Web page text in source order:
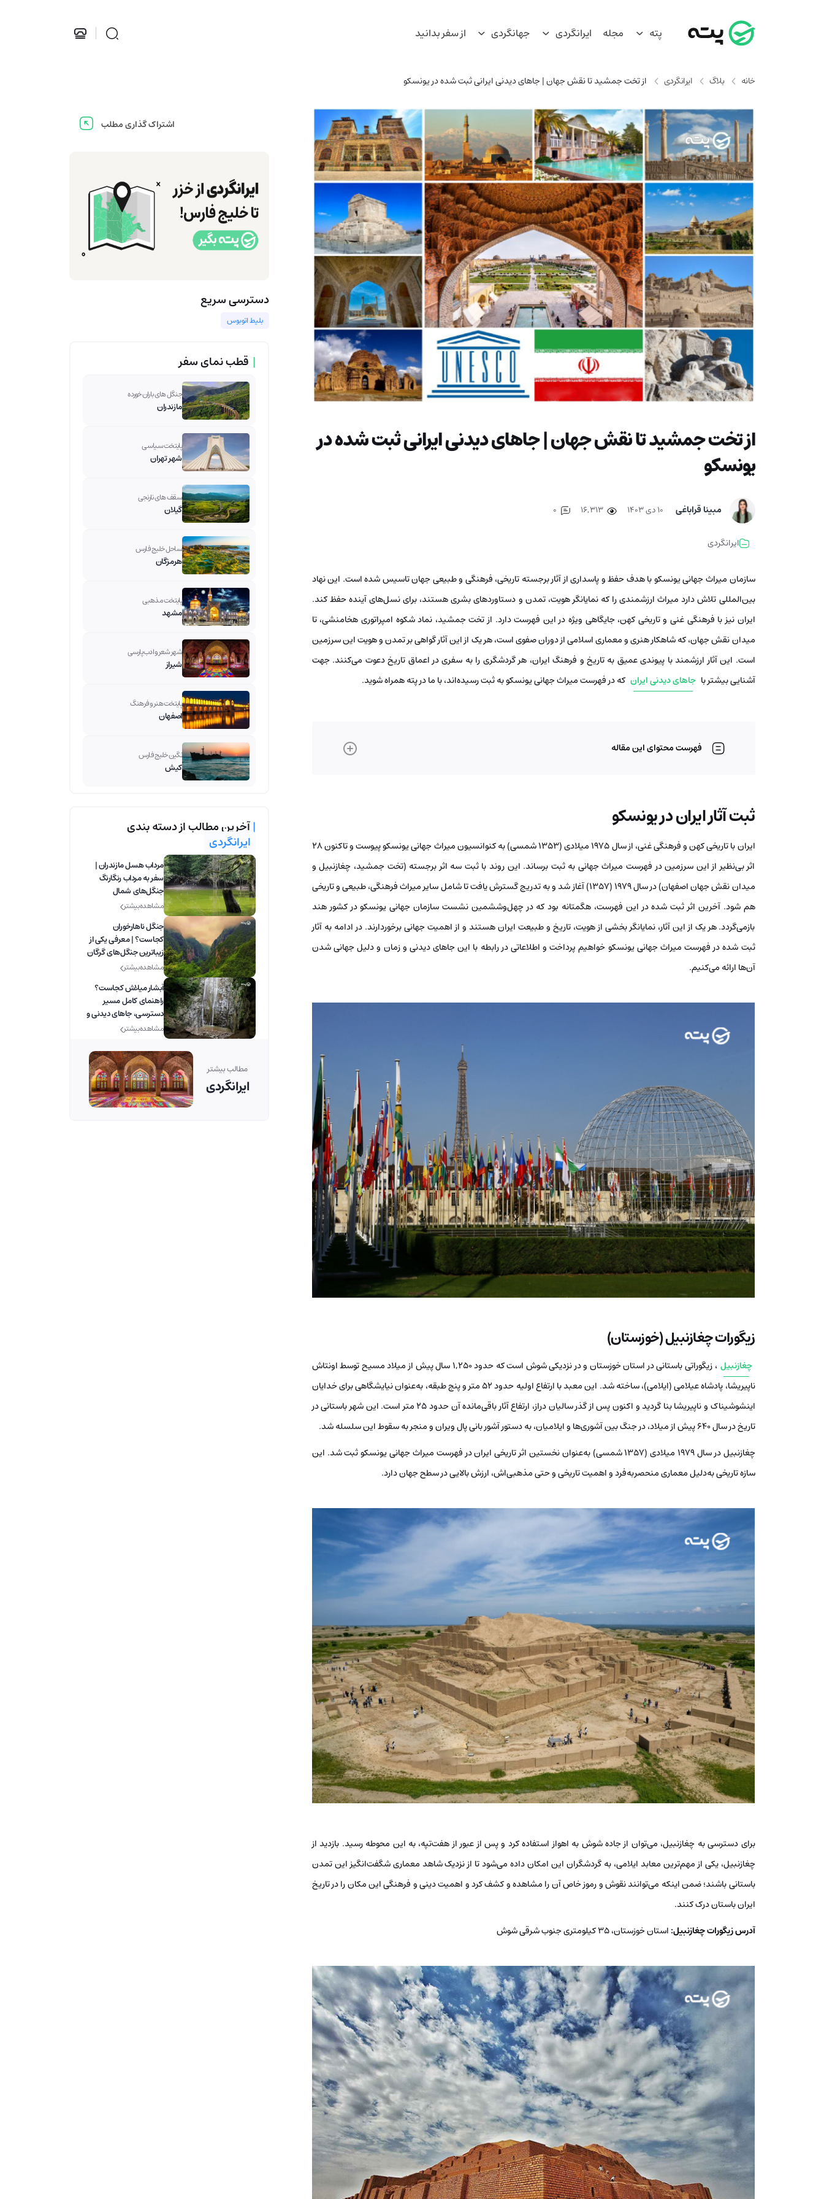
پته مجله ایرانگردی جهانگردی از سفر بدانید
خانه بلاگ ایرانگردی از تخت جمشید تا نقش جهان | جاهای دیدنی ایرانی ثبت شده در یونسکو
از تخت جمشید تا نقش جهان | جاهای دیدنی ایرانی ثبت شده در
یونسکو
مبینا قراباغی ۱۰ دی ۱۴۰۳ 16,313
ایرانگردی
سازمان میراث جهانی یونسکو با هدف حفظ و پاسداری از آثار برجسته تاریخی، فرهنگی و طبیعی جهان تاسیس شده است. این نهاد
بین‌المللی تلاش دارد میراث ارزشمندی را که نمایانگر هویت، تمدن و دستاوردهای بشری هستند، برای نسل‌های آینده حفظ کند.
ایران نیز با فرهنگی غنی و تاریخی کهن، جایگاهی ویژه در این فهرست دارد. از تخت جمشید، نماد شکوه امپراتوری هخامنشی، تا
میدان نقش جهان، که شاهکار هنری و معماری اسلامی از دوران صفوی است، هر یک از این آثار گواهی بر تمدن و هویت این سرزمین
است. این آثار ارزشمند با پیوندی عمیق به تاریخ و فرهنگ ایران، هر گردشگری را به سفری در اعماق تاریخ دعوت می‌کنند. جهت
آشنایی بیشتر با جاهای دیدنی ایران که در فهرست میراث جهانی یونسکو به ثبت رسیده‌اند، با ما در پته همراه شوید.
فهرست محتوای این مقاله
ثبت آثار ایران در یونسکو
ایران با تاریخی کهن و فرهنگی غنی، از سال ۱۹۷۵ میلادی (1353 شمسی) به کنوانسیون میراث جهانی یونسکو پیوست و تاکنون ۲۸
اثر بی‌نظیر از این سرزمین در فهرست میراث جهانی به ثبت برساند. این روند با ثبت سه اثر برجسته (تخت جمشید، چغازنبیل و
میدان نقش جهان اصفهان) در سال ۱۹۷۹ (1357) آغاز شد و به تدریج گسترش یافت تا شامل سایر میراث فرهنگی، طبیعی و تاریخی
هم شود. آخرین اثر ثبت شده در این فهرست، هگمتانه بود که در چهل‌وششمین نشست سازمان جهانی یونسکو در کشور هند
بازمی‌گردد. هر یک از این آثار، نمایانگر بخشی از هویت، تاریخ و طبیعت ایران هستند و از اهمیت جهانی برخوردارند. در ادامه به آثار
ثبت شده در فهرست میراث جهانی یونسکو خواهیم پرداخت و اطلاعاتی در رابطه با این جاهای دیدنی و زمان و دلیل جهانی شدن
آن‌ها ارائه می‌کنیم.
زیگورات چغازنبیل (خوزستان)
چغازنبیل
، زیگوراتی باستانی در استان خوزستان و در نزدیکی شوش است که حدود ۱,۲۵۰ سال پیش از میلاد مسیح توسط اونتاش
ناپیریشا، پادشاه عیلامی (ایلامی)، ساخته شد. این معبد با ارتفاع اولیه حدود ۵۲ متر و پنج طبقه، به‌عنوان نیایشگاهی برای خدایان
اینشوشیناک و ناپیریشا بنا گردید و اکنون پس از گذر سالیان دراز، ارتفاع آثار باقی‌مانده آن حدود ۲۵ متر است. این شهر باستانی در
تاریخ در سال 640 پیش از میلاد، در جنگ بین آشوری‌ها و ایلامیان، به دستور آشور بانی پال ویران و منجر به سقوط این سلسله شد.
چغازنبیل در سال ۱۹۷۹ میلادی (1357 شمسی) به‌عنوان نخستین اثر تاریخی ایران در فهرست میراث جهانی یونسکو ثبت شد. این
سازه تاریخی به‌دلیل معماری منحصربه‌فرد و اهمیت تاریخی و حتی مذهبی‌اش، ارزش بالایی در سطح جهان دارد.
برای دسترسی به چغازنبیل، می‌توان از جاده شوش به اهواز استفاده کرد و پس از عبور از هفت‌تپه، به این محوطه رسید. بازدید از
چغازنبیل، یکی از مهم‌ترین معابد ایلامی، به گردشگران این امکان داده می‌شود تا از نزدیک شاهد معماری شگفت‌انگیز این تمدن
باستانی باشند؛ ضمن اینکه می‌توانند نقوش و رموز خاص آن را مشاهده و کشف کرد و اهمیت دینی و فرهنگی این مکان را در تاریخ
ایران باستان درک کنند.
آدرس زیگورات چغازنبیل: استان خوزستان، ۳۵ کیلومتری جنوب شرقی شوش
اشتراک گذاری مطلب
دسترسی سریع
بلیط اتوبوس
| قطب نمای سفر
جنگل های باران خورده
مازندران
پایتخت سیاسی
شهر تهران
سقف های نارنجی
گیلان
ساحل خلیج فارس
هرمزگان
پایتخت مذهبی
مشهد
شهر شعر و ادب پارسی
شیراز
پایتخت هنر و فرهنگ
اصفهان
نگین خلیج فارس
کیش
|آخرین مطالب از دسته بندی
ایرانگردی
مرداب هسل مازندران |
سفر به مرداب رنگارنگ
جنگل‌های شمال
مشاهده بیشتر
جنگل ناهارخوران
کجاست؟ | معرفی یکی از
زیباترین جنگل‌های گرگان
مشاهده بیشتر
آبشار میلاش کجاست؟
راهنمای کامل مسیر
دسترسی، جاهای دیدنی و
بهترین زمان بازدید
مشاهده بیشتر
مطالب بیشتر
ایرانگردی